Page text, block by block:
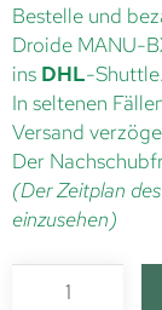
Bestelle und
Droide MANU-
ins DHL-Shuttle.
In seltenen
Versand
Der
(Der Zeitplan
einzusehen)